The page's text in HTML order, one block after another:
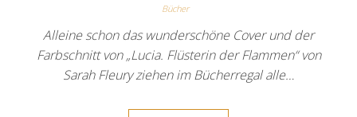
Bücher
Alleine schon das wunderschöne Cover und der
Farbschnitt von „Lucia. Flüsterin der Flammen“ von
Sarah Fleury ziehen im Bücherregal alle…